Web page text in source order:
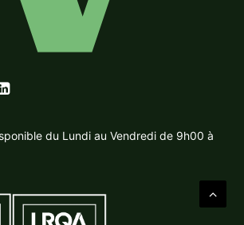
du Lundi au Vendredi de 9h00 à